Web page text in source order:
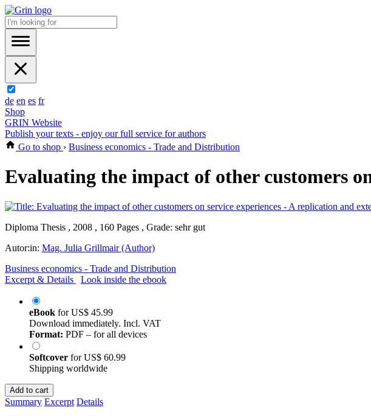
de en es fr
Shop
GRIN Website
Publish your texts - enjoy our full service for authors
Go to shop › Business economics - Trade and Distribution
Evaluating the impact of other customers
Diploma Thesis , 2008 , 160 Pages , Grade: sehr gut
Autor:in: Mag. Julia Grillmair (Author)
Business economics - Trade and Distribution
Excerpt & Details
Look inside the ebook
eBook forUS$ 45.99
Download immediately. Incl. VAT
Format: PDF – for all devices
Softcover forUS$ 60.99
Shipping worldwide
Add to cart
Summary Excerpt Details